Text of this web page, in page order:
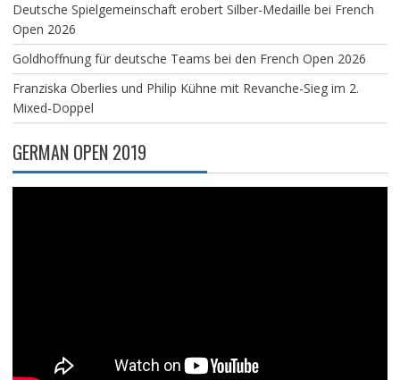
Deutsche Spielgemeinschaft erobert Silber-Medaille bei French
Open 2026
Goldhoffnung für deutsche Teams bei den French Open 2026
Franziska Oberlies und Philip Kühne mit Revanche-Sieg im 2.
Mixed-Doppel
GERMAN OPEN 2019